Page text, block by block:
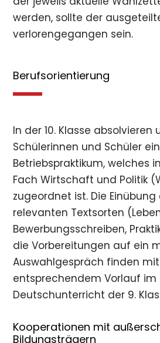
werden, sollte der
verlorengegangen sein.
Berufsorientierung
In der 10. Klasse absolvieren
Schülerinnen und Schüler
Betriebspraktikum, welches
Fach Wirtschaft und Politik
zugeordnet ist. Die
relevanten Textsorten
Bewerbungsschreiben,
die Vorbereitungen auf ein
Auswahlgespräch finden mit
entsprechendem Vorlauf im
Deutschunterricht der 9.
Kooperationen mit
Bildungsträgern